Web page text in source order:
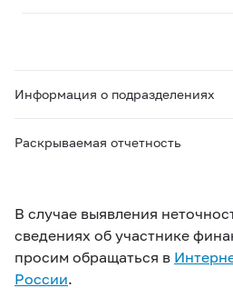
Информация о подразделениях
Раскрываемая отчетность
В случае выявления
сведениях об участнике
просим обращаться в
России.